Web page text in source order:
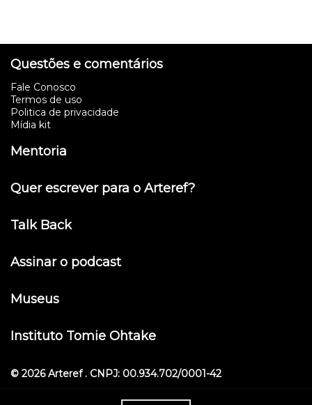
Questões e comentários
Fale Conosco
Termos de uso
Politica de privacidade
Mídia kit
Mentoria
Quer escrever para o Arteref?
Talk Back
Assinar o podcast
Museus
Instituto Tomie Ohtake
© 2026 Arteref . CNPJ: 00.934.702/0001-42